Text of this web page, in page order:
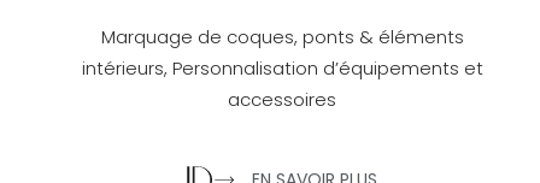
Marquage de coques, ponts & éléments
intérieurs, Personnalisation d’équipements et
accessoires